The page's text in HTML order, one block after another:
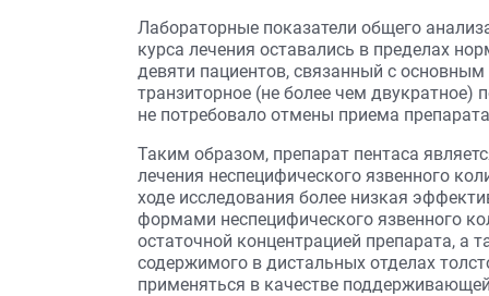
Лабораторные показатели общего
курса лечения оставались в пределах
девяти пациентов, связанный с
транзиторное (не более чем
не потребовало отмены приема
Таким образом, препарат пентаса
лечения неспецифического язвенного
ходе исследования более низкая
формами неспецифического язвенного
остаточной концентрацией препарата,
содержимого в дистальных отделах
применяться в качестве